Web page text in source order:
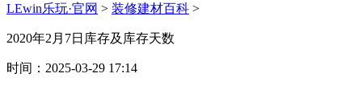
LEwin乐玩·官网 > 装修建材百科 >
2020年2月7日库存及库存天数
时间：2025-03-29 17:14